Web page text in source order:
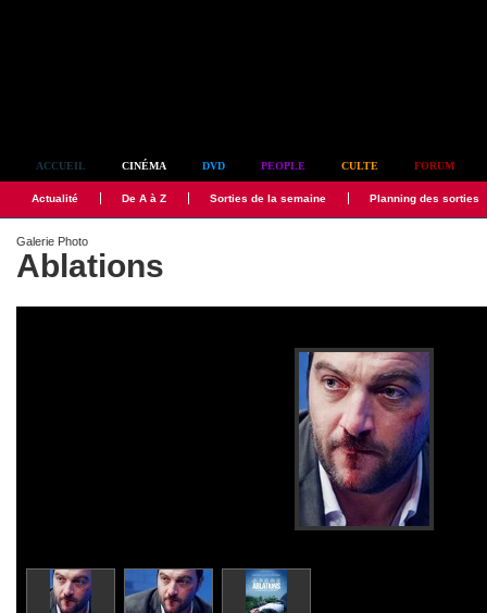
ACCUEIL CINÉMA DVD PEOPLE CULTE FORUM
Actualité De A à Z Sorties de la semaine Planning des sorties
Galerie Photo
Ablations